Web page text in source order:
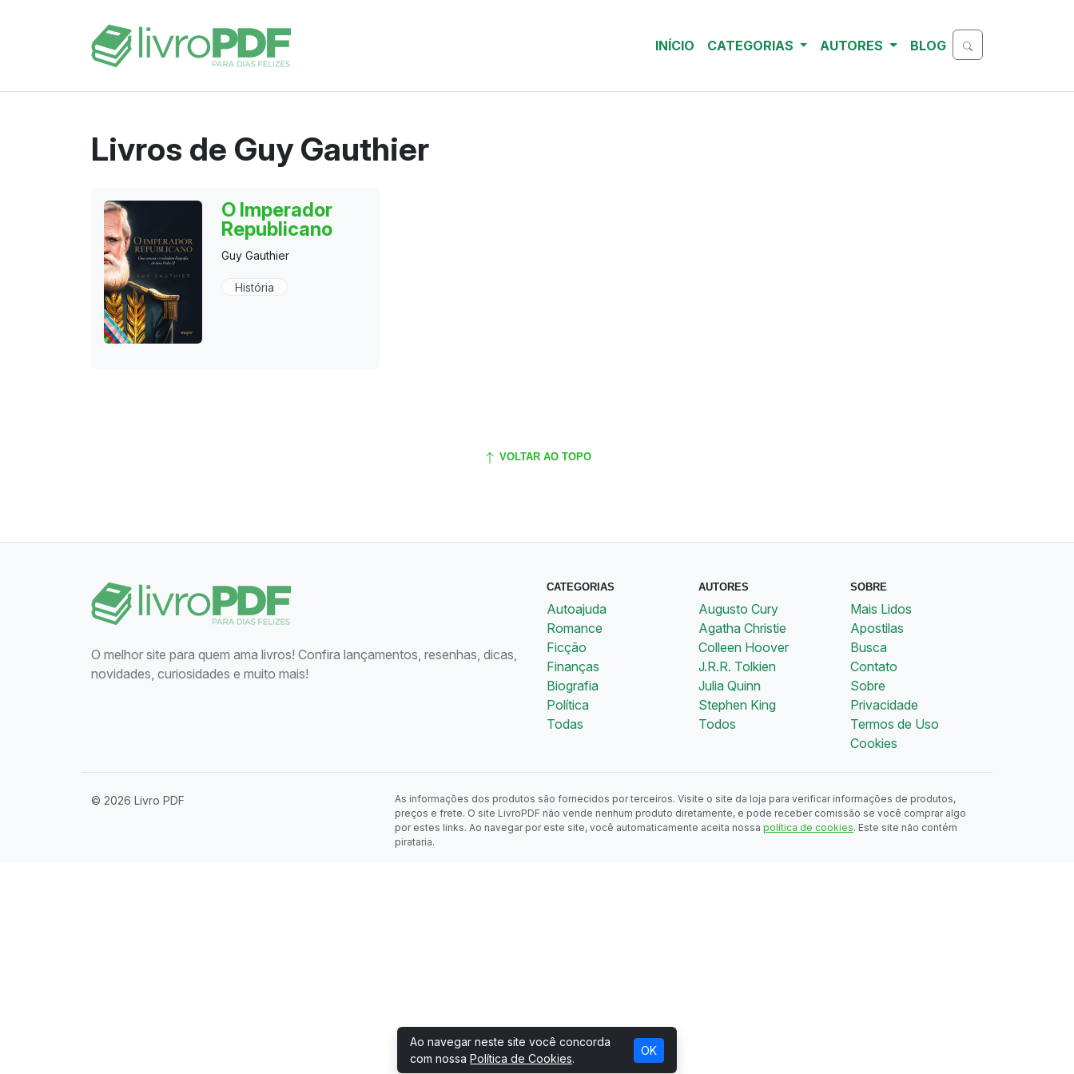
INÍCIO CATEGORIAS AUTORES BLOG
Livros de Guy Gauthier
O Imperador
Republicano
Guy Gauthier
História
VOLTAR AO TOPO
O melhor site para quem ama livros! Confira lançamentos, resenhas, dicas,
novidades, curiosidades e muito mais!
CATEGORIAS
Autoajuda
Romance
Ficção
Finanças
Biografia
Política
Todas
AUTORES
Augusto Cury
Agatha Christie
Colleen Hoover
J.R.R. Tolkien
Julia Quinn
Stephen King
Todos
SOBRE
Mais Lidos
Apostilas
Busca
Contato
Sobre
Privacidade
Termos de Uso
Cookies
© 2026 Livro PDF
As informações dos produtos são fornecidos por terceiros. Visite o site da loja para verificar informações de produtos,
preços e frete. O site LivroPDF não vende nenhum produto diretamente, e pode receber comissão se você comprar algo
por estes links. Ao navegar por este site, você automaticamente aceita nossa política de cookies. Este site não contém
pirataria.
Ao navegar neste site você concorda
com nossa Política de Cookies.
OK